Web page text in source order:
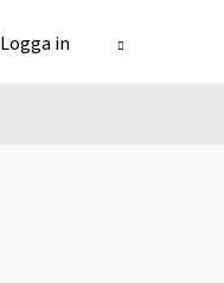
Logga in